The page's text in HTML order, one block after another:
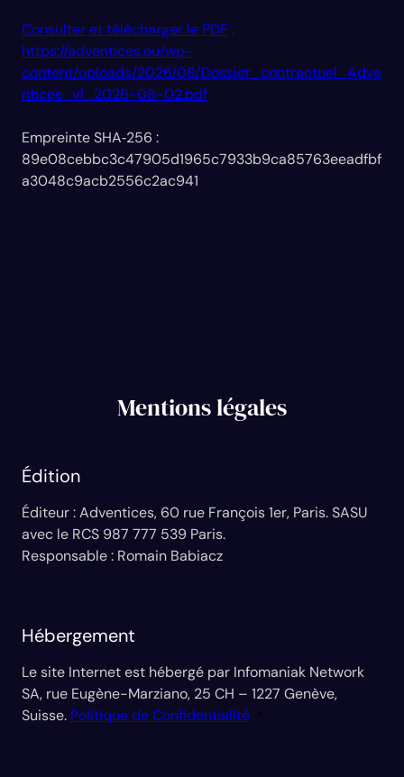
Consulter et télécharger le PDF :
https://adventices.eu/wp-
content/uploads/2026/08/Dossier_contractuel_Adve
ntices_v1_2026-08-02.pdf
Empreinte SHA‑256 :
89e08cebbc3c47905d1965c7933b9ca85763eeadfbf
a3048c9acb2556c2ac941
Mentions légales
Édition
Éditeur : Adventices, 60 rue François 1er, Paris. SASU
avec le RCS 987 777 539 Paris.
Responsable : Romain Babiacz
Hébergement
Le site Internet est hébergé par Infomaniak Network
SA, rue Eugène-Marziano, 25 CH – 1227 Genève,
Suisse. Politique de Confidentialité